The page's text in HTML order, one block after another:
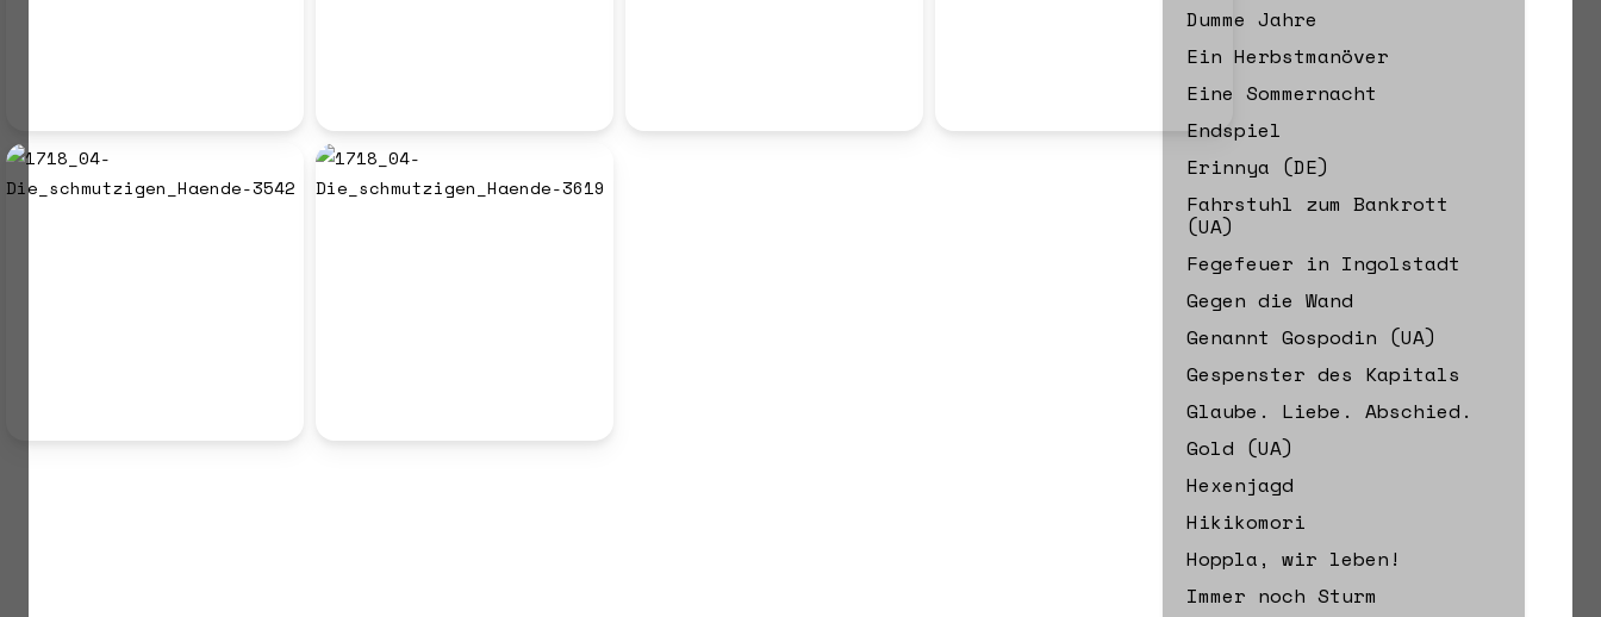
Dumme Jahre
Ein Herbstmanöver
Eine Sommernacht
Endspiel
Erinnya (DE)
Fahrstuhl zum Bankrott
(UA)
Fegefeuer in Ingolstadt
Gegen die Wand
Genannt Gospodin (UA)
Gespenster des Kapitals
Glaube. Liebe. Abschied.
Gold (UA)
Hexenjagd
Hikikomori
Hoppla, wir leben!
Immer noch Sturm